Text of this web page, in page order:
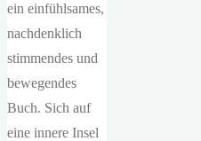
ein einfühlsames,
nachdenklich
stimmendes und
bewegendes
Buch. Sich auf
eine innere Insel